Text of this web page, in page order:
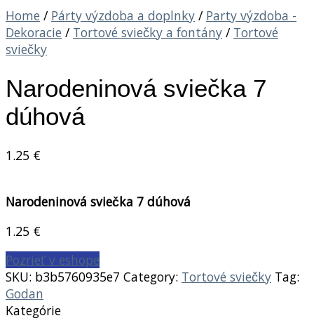
Home / Párty výzdoba a doplnky / Party výzdoba -
Dekoracie / Tortové sviečky a fontány / Tortové
sviečky
Narodeninová sviečka 7
dúhová
1.25 €
Narodeninová sviečka 7 dúhová
1.25 €
Pozrieť v eshope
SKU: b3b5760935e7 Category: Tortové sviečky Tag:
Godan
Kategórie